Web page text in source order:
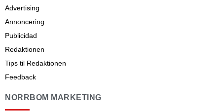
Advertising
Annoncering
Publicidad
Redaktionen
Tips til Redaktionen
Feedback
NORRBOM MARKETING